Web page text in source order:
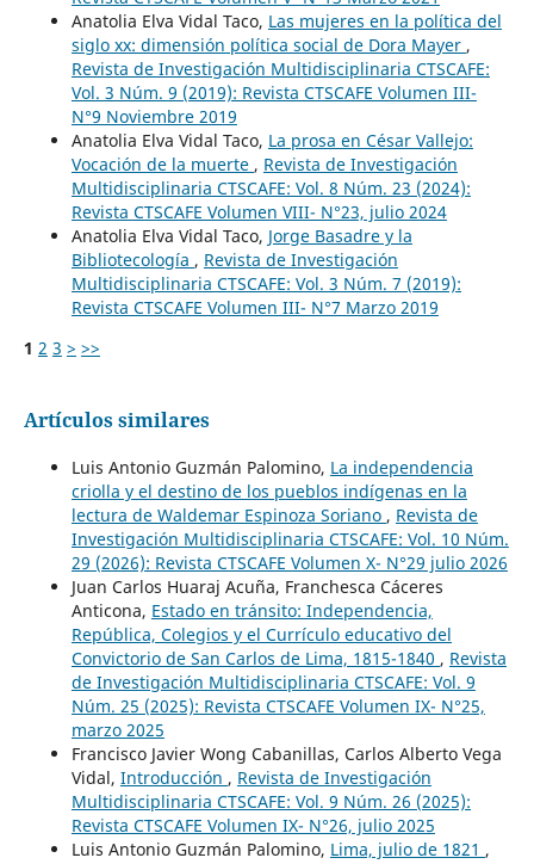
Anatolia Elva Vidal Taco, Las mujeres en la política del
siglo xx: dimensión política social de Dora Mayer ,
Revista de Investigación Multidisciplinaria CTSCAFE:
Vol. 3 Núm. 9 (2019): Revista CTSCAFE Volumen III-
N°9 Noviembre 2019
Anatolia Elva Vidal Taco, La prosa en César Vallejo:
Vocación de la muerte , Revista de Investigación
Multidisciplinaria CTSCAFE: Vol. 8 Núm. 23 (2024):
Revista CTSCAFE Volumen VIII- N°23, julio 2024
Anatolia Elva Vidal Taco, Jorge Basadre y la
Bibliotecología , Revista de Investigación
Multidisciplinaria CTSCAFE: Vol. 3 Núm. 7 (2019):
Revista CTSCAFE Volumen III- N°7 Marzo 2019
1 2 3 > >>
Artículos similares
Luis Antonio Guzmán Palomino, La independencia
criolla y el destino de los pueblos indígenas en la
lectura de Waldemar Espinoza Soriano , Revista de
Investigación Multidisciplinaria CTSCAFE: Vol. 10 Núm.
29 (2026): Revista CTSCAFE Volumen X- N°29 julio 2026
Juan Carlos Huaraj Acuña, Franchesca Cáceres
Anticona, Estado en tránsito: Independencia,
República, Colegios y el Currículo educativo del
Convictorio de San Carlos de Lima, 1815-1840 , Revista
de Investigación Multidisciplinaria CTSCAFE: Vol. 9
Núm. 25 (2025): Revista CTSCAFE Volumen IX- N°25,
marzo 2025
Francisco Javier Wong Cabanillas, Carlos Alberto Vega
Vidal, Introducción , Revista de Investigación
Multidisciplinaria CTSCAFE: Vol. 9 Núm. 26 (2025):
Revista CTSCAFE Volumen IX- N°26, julio 2025
Luis Antonio Guzmán Palomino, Lima, julio de 1821 ,